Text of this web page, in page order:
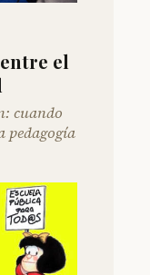
el
cuando
pedagogía